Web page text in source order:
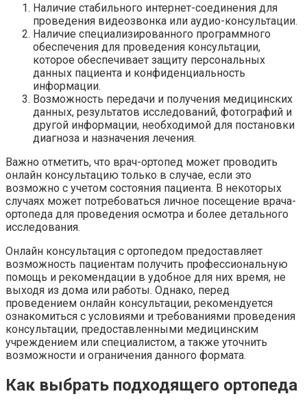
Наличие стабильного интернет-соединения для
проведения видеозвонка или аудио-консультации.
Наличие специализированного программного
обеспечения для проведения консультации,
которое обеспечивает защиту персональных
данных пациента и конфиденциальность
информации.
Возможность передачи и получения медицинских
данных, результатов исследований, фотографий и
другой информации, необходимой для постановки
диагноза и назначения лечения.
Важно отметить, что врач-ортопед может проводить
онлайн консультацию только в случае, если это
возможно с учетом состояния пациента. В некоторых
случаях может потребоваться личное посещение врача-
ортопеда для проведения осмотра и более детального
исследования.
Онлайн консультация с ортопедом предоставляет
возможность пациентам получить профессиональную
помощь и рекомендации в удобное для них время, не
выходя из дома или работы. Однако, перед
проведением онлайн консультации, рекомендуется
ознакомиться с условиями и требованиями проведения
консультации, предоставленными медицинским
учреждением или специалистом, а также уточнить
возможности и ограничения данного формата.
Как выбрать подходящего ортопеда